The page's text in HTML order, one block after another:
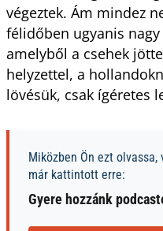
végeztek. Ám mindez
félidőben ugyanis
amelyből a csehek
helyzettel, a
lövésük, csak ígéretes
Miközben Ön ezt olvassa,
már kattintott erre:
Gyere hozzánk